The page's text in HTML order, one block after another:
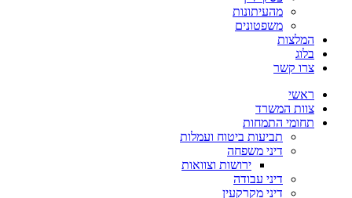
מהעיתונות
משפטונים
המלצות
בלוג
צרו קשר
ראשי
צוות המשרד
תחומי התמחות
תביעות ביטוח ועמלות
דיני משפחה
ירושות וצוואות
דיני עבודה
דיני מקרקעין